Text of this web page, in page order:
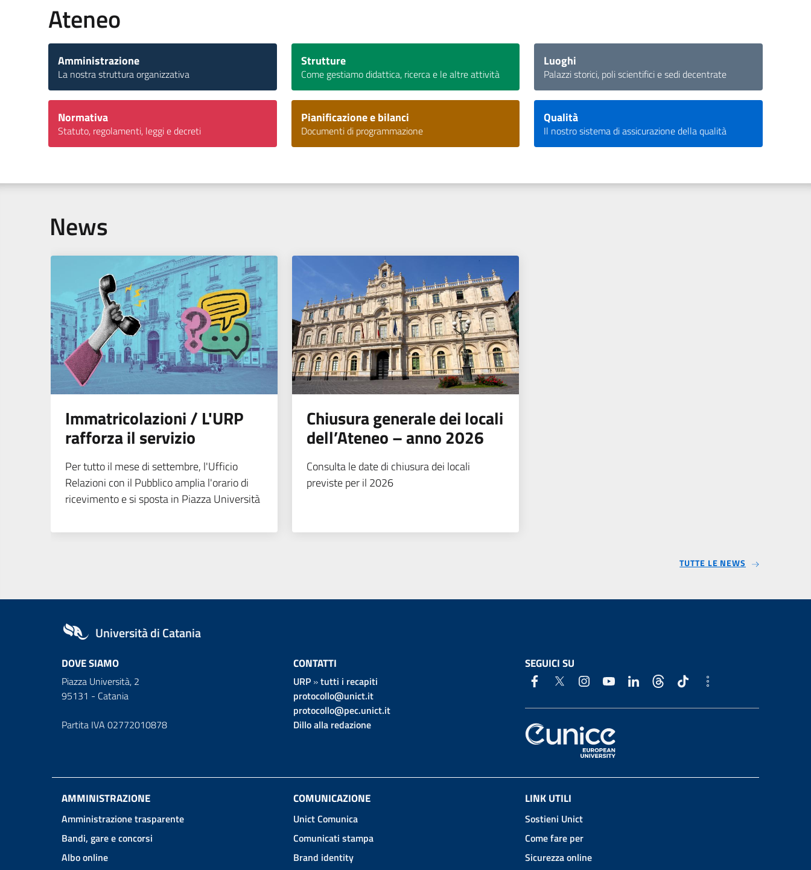
Ateneo
Amministrazione
La nostra struttura organizzativa
Strutture
Come gestiamo didattica, ricerca e le altre attività
Luoghi
Palazzi storici, poli scientifici e sedi decentrate
Normativa
Statuto, regolamenti, leggi e decreti
Pianificazione e bilanci
Documenti di programmazione
Qualità
Il nostro sistema di assicurazione della qualità​
News
Immatricolazioni / L'URP
rafforza il servizio
Per tutto il mese di settembre, l'Ufficio
Relazioni con il Pubblico amplia l'orario di
ricevimento e si sposta in Piazza Università
Chiusura generale dei locali
dell’Ateneo – anno 2026
Consulta le date di chiusura dei locali
previste per il 2026
TUTTE LE NEWS
Università di Catania
DOVE SIAMO
Piazza Università, 2
95131 - Catania
Partita IVA 02772010878
CONTATTI
URP»tutti i recapiti
protocollo@unict.it
protocollo@pec.unict.it
Dillo alla redazione
SEGUICI SU
AMMINISTRAZIONE
Amministrazione trasparente
Bandi, gare e concorsi
Albo online
COMUNICAZIONE
Unict Comunica
Comunicati stampa
Brand identity
LINK UTILI
Sostieni Unict
Come fare per
Sicurezza online